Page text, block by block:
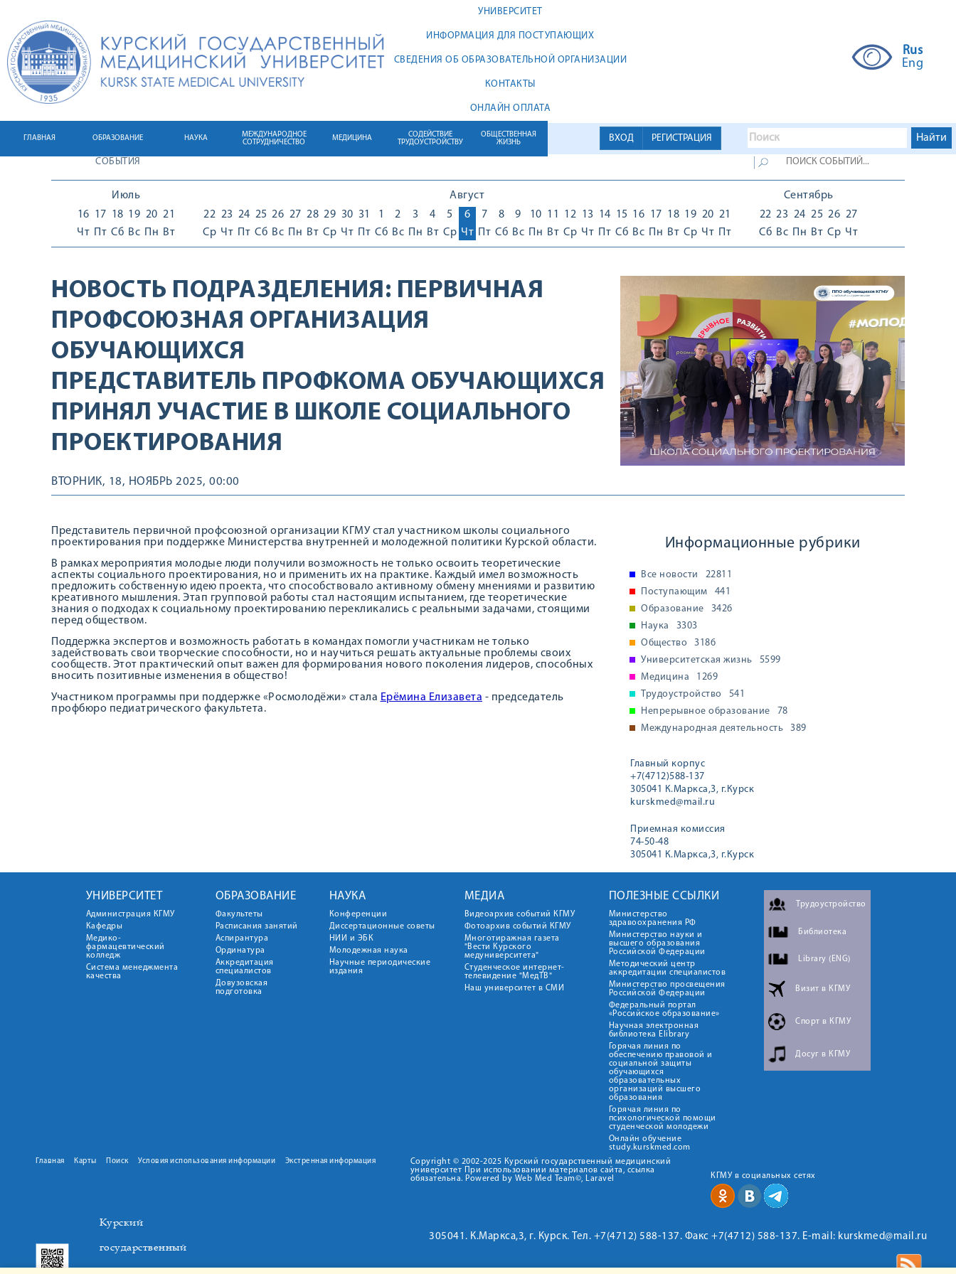
УНИВЕРСИТЕТ
ИНФОРМАЦИЯ ДЛЯ ПОСТУПАЮЩИХ
СВЕДЕНИЯ ОБ ОБРАЗОВАТЕЛЬНОЙ ОРГАНИЗАЦИИ
КОНТАКТЫ
ОНЛАЙН ОПЛАТА
Rus
Eng
ВХОД РЕГИСТРАЦИЯ
ГЛАВНАЯ ОБРАЗОВАНИЕ НАУКА
МЕЖДУНАРОДНОЕ
СОТРУДНИЧЕСТВО
МЕДИЦИНА
СОДЕЙСТВИЕ
ТРУДОУСТРОЙСТВУ
ОБЩЕСТВЕННАЯ
ЖИЗНЬ
СОБЫТИЯ
Июль
16
Чт
17
Пт
18
Сб
19
Вс
20
Пн
21
Вт
Август
22
Ср
23
Чт
24
Пт
25
Сб
26
Вс
27
Пн
28
Вт
29
Ср
30
Чт
31
Пт
1
Сб
2
Вс
3
Пн
4
Вт
5
Ср
6
Чт
7
Пт
8
Сб
9
Вс
10
Пн
11
Вт
12
Ср
13
Чт
14
Пт
15
Сб
16
Вс
17
Пн
18
Вт
19
Ср
20
Чт
21
Пт
Сентябрь
22
Сб
23
Вс
24
Пн
25
Вт
26
Ср
27
Чт
НОВОСТЬ ПОДРАЗДЕЛЕНИЯ: ПЕРВИЧНАЯ
ПРОФСОЮЗНАЯ ОРГАНИЗАЦИЯ
ОБУЧАЮЩИХСЯ
ПРЕДСТАВИТЕЛЬ ПРОФКОМА ОБУЧАЮЩИХСЯ
ПРИНЯЛ УЧАСТИЕ В ШКОЛЕ СОЦИАЛЬНОГО
ПРОЕКТИРОВАНИЯ
ВТОРНИК, 18, НОЯБРЬ 2025, 00:00
Представитель первичной профсоюзной организации КГМУ стал участником школы социального
проектирования при поддержке Министерства внутренней и молодежной политики Курской области.
В рамках мероприятия молодые люди получили возможность не только освоить теоретические
аспекты социального проектирования, но и применить их на практике. Каждый имел возможность
предложить собственную идею проекта, что способствовало активному обмену мнениями и развитию
креативного мышления. Этап групповой работы стал настоящим испытанием, где теоретические
знания о подходах к социальному проектированию перекликались с реальными задачами, стоящими
перед обществом.
Поддержка экспертов и возможность работать в командах помогли участникам не только
задействовать свои творческие способности, но и научиться решать актуальные проблемы своих
сообществ. Этот практический опыт важен для формирования нового поколения лидеров, способных
вносить позитивные изменения в общество!
Участником программы при поддержке «Росмолодёжи» стала Ерёмина Елизавета - председатель
профбюро педиатрического факультета.
Информационные рубрики
Все новости
22811
Поступающим
441
Образование
3426
Наука
3303
Общество
3186
Университетская жизнь
5599
Медицина
1269
Трудоустройство
541
Непрерывное образование
78
Международная деятельность
389
Главный корпус
+7(4712)588-137
305041 К.Маркса,3, г.Курск
kurskmed@mail.ru
Приемная комиссия
74-50-48
305041 К.Маркса,3, г.Курск
УНИВЕРСИТЕТ
Администрация КГМУ
Кафедры
Медико-
фармацевтический
колледж
Система менеджмента
качества
ОБРАЗОВАНИЕ
Факультеты
Расписания занятий
Аспирантура
Ординатура
Аккредитация
специалистов
Довузовская
подготовка
НАУКА
Конференции
Диссертационные советы
НИИ и ЭБК
Молодежная наука
Научные периодические
издания
МЕДИА
Видеоархив событий КГМУ
Фотоархив событий КГМУ
Многотиражная газета
"Вести Курского
медуниверситета"
Студенческое интернет-
телевидение "МедТВ"
Наш университет в СМИ
ПОЛЕЗНЫЕ ССЫЛКИ
Министерство
здравоохранения РФ
Министерство науки и
высшего образования
Российской Федерации
Методический центр
аккредитации специалистов
Министерство просвещения
Российской Федерации
Федеральный портал
«Российское образование»
Научная электронная
библиотека Elibrary
Горячая линия по
обеспечению правовой и
социальной защиты
обучающихся
образовательных
организаций высшего
образования
Горячая линия по
психологической помощи
студенческой молодежи
Онлайн обучение
study.kurskmed.com
Трудоустройство
Библиотека
Library (ENG)
Визит в КГМУ
Спорт в КГМУ
Досуг в КГМУ
Главная Карты Поиск Условия использования информации Экстренная информация
Copyright © 2002-2025 Курский государственный медицинский
университет При использовании материалов сайта, ссылка
обязательна. Powered by Web Med Team©, Laravel
КГМУ в социальных сетях
Курский
государственный
305041. К.Маркса,3, г. Курск. Тел. +7(4712) 588-137. Факс +7(4712) 588-137. E-mail: kurskmed@mail.ru